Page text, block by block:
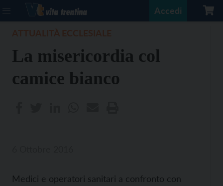
Accedi
La misericordia col
camice bianco
Medici e operatori sanitari a confronto con